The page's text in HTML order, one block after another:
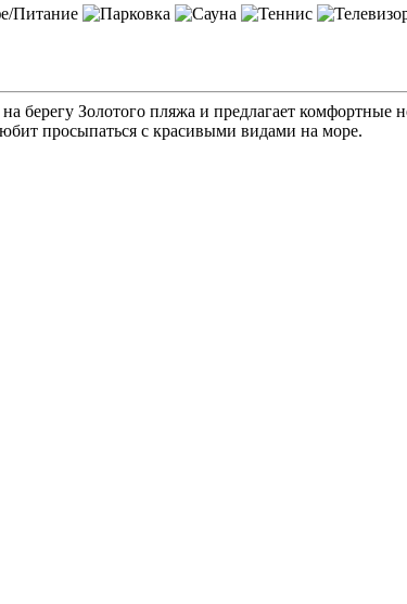
берегу Золотого пляжа и предлагает комфортные
просыпаться с красивыми видами на море.